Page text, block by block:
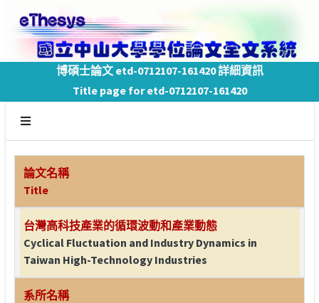
博碩士論文 etd-0712107-161420 詳細資訊
Title page for etd-0712107-161420
論文名稱
Title
台灣高科技產業的循環波動和產業動態
Cyclical Fluctuation and Industry Dynamics in
Taiwan High-Technology Industries
系所名稱